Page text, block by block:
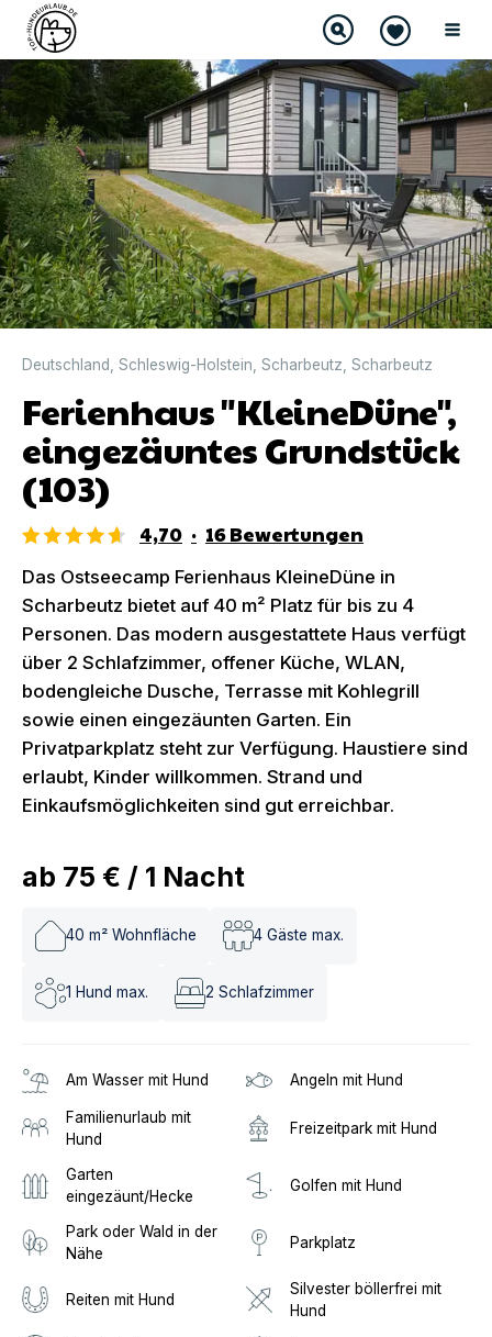
DIREKT BUCHBAR
Deutschland Schleswig-Holstein Scharbeutz Scharbeutz
Ferienhaus "KleineDüne",
eingezäuntes Grundstück
(103)
4,70 · 16Bewertungen
Das Ostseecamp Ferienhaus KleineDüne in
Scharbeutz bietet auf 40 m² Platz für bis zu 4
Personen. Das modern ausgestattete Haus verfügt
über 2 Schlafzimmer, offener Küche, WLAN,
bodengleiche Dusche, Terrasse mit Kohlegrill
sowie einen eingezäunten Garten. Ein
Privatparkplatz steht zur Verfügung. Haustiere sind
erlaubt, Kinder willkommen. Strand und
Einkaufsmöglichkeiten sind gut erreichbar.
ab 75 € / 1 Nacht
40 m² Wohnfläche 4 Gäste max.
1 Hund max. 2 Schlafzimmer
Am Wasser mit Hund Angeln mit Hund
Familienurlaub mit
Hund
Freizeitpark mit Hund
Garten
eingezäunt/Hecke
Golfen mit Hund
Park oder Wald in der
Nähe
Parkplatz
Reiten mit Hund
Silvester böllerfrei mit
Hund